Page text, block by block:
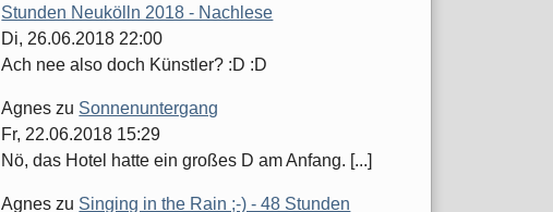
Stunden Neukölln 2018 - Nachlese
Di, 26.06.2018 22:00
Ach nee also doch Künstler? :D :D
Agnes zu Sonnenuntergang
Fr, 22.06.2018 15:29
Nö, das Hotel hatte ein großes D am Anfang. [...]
Agnes zu Singing in the Rain ;-) - 48 Stunden